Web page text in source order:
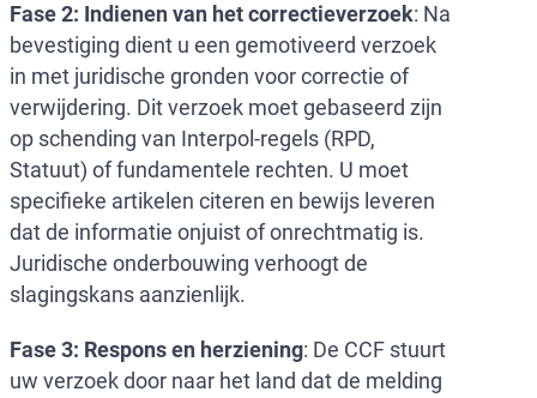
Fase 2: Indienen van het correctieverzoek: Na
bevestiging dient u een gemotiveerd verzoek
in met juridische gronden voor correctie of
verwijdering. Dit verzoek moet gebaseerd zijn
op schending van Interpol-regels (RPD,
Statuut) of fundamentele rechten. U moet
specifieke artikelen citeren en bewijs leveren
dat de informatie onjuist of onrechtmatig is.
Juridische onderbouwing verhoogt de
slagingskans aanzienlijk.
Fase 3: Respons en herziening: De CCF stuurt
uw verzoek door naar het land dat de melding